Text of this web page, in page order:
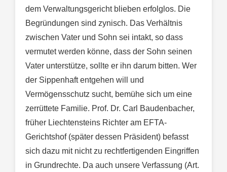
dem Verwaltungsgericht blieben erfolglos. Die
Begründungen sind zynisch. Das Verhältnis
zwischen Vater und Sohn sei intakt, so dass
vermutet werden könne, dass der Sohn seinen
Vater unterstütze, sollte er ihn darum bitten. Wer
der Sippenhaft entgehen will und
Vermögensschutz sucht, bemühe sich um eine
zerrüttete Familie. Prof. Dr. Carl Baudenbacher,
früher Liechtensteins Richter am EFTA-
Gerichtshof (später dessen Präsident) befasst
sich dazu mit nicht zu rechtfertigenden Eingriffen
in Grundrechte. Da auch unsere Verfassung (Art.